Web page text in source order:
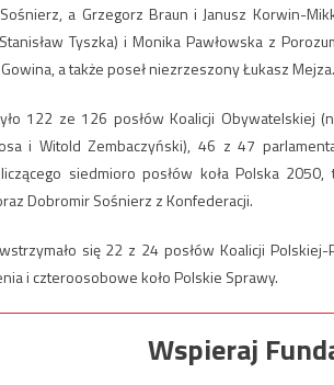
a Grzegorz Braun i Janusz Korwin-
Tyszka) i Monika Pawłowska z
Gowina, a także poseł niezrzeszony Łukasz Mejza.
122 ze 126 posłów Koalicji Obywatelskiej
i Witold Zembaczyński), 46 z 47
siedmioro posłów koła Polska
Dobromir Sośnierz z Konfederacji.
się 22 z 24 posłów Koalicji
i czteroosobowe koło Polskie Sprawy.
Wspieraj